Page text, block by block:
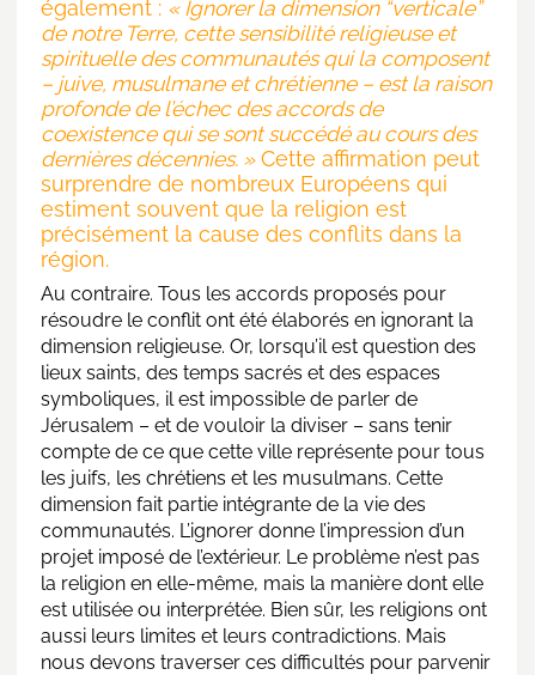
également : « Ignorer la dimension “verticale”
de notre Terre, cette sensibilité religieuse et
spirituelle des communautés qui la composent
– juive, musulmane et chrétienne – est la raison
profonde de l’échec des accords de
coexistence qui se sont succédé au cours des
dernières décennies. »Cette affirmation peut
surprendre de nombreux Européens qui
estiment souvent que la religion est
précisément la cause des conflits dans la
région.
Au contraire. Tous les accords proposés pour
résoudre le conflit ont été élaborés en ignorant la
dimension religieuse. Or, lorsqu’il est question des
lieux saints, des temps sacrés et des espaces
symboliques, il est impossible de parler de
Jérusalem – et de vouloir la diviser – sans tenir
compte de ce que cette ville représente pour tous
les juifs, les chrétiens et les musulmans. Cette
dimension fait partie intégrante de la vie des
communautés. L’ignorer donne l’impression d’un
projet imposé de l’extérieur. Le problème n’est pas
la religion en elle-même, mais la manière dont elle
est utilisée ou interprétée. Bien sûr, les religions ont
aussi leurs limites et leurs contradictions. Mais
nous devons traverser ces difficultés pour parvenir